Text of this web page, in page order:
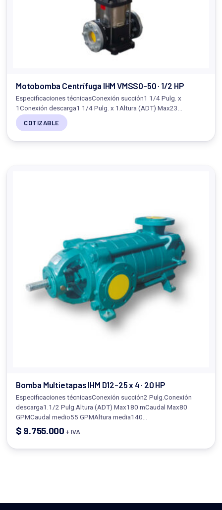
Motobomba Centrífuga IHM VMSS0-50 · 1/2 HP
Especificaciones técnicasConexión succión1 1/4 Pulg. x
1Conexión descarga1 1/4 Pulg. x 1Altura (ADT) Max23…
COTIZABLE
Bomba Multietapas IHM D12-25 x 4 · 20 HP
Especificaciones técnicasConexión succión2 Pulg.Conexión
descarga1.1/2 Pulg.Altura (ADT) Max180 mCaudal Max80
GPMCaudal medio55 GPMAltura media140…
$ 9.755.000 + IVA